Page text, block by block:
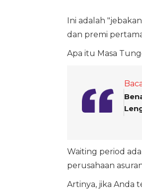
Ini adalah
dan premi
Apa itu Masa
Waiting period
perusahaan
Artinya, jika Anda